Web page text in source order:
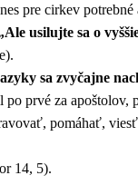
pre cirkev potrebné
usilujte sa o
sa zvyčajne
prvé za apoštolov,
pomáhať,
14, 5).